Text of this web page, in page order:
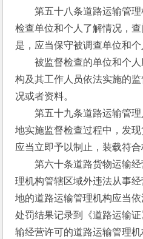
第五十八条道路运输管理
检查单位和个人了解情况，
是，应当保守被调查单位和个
被监督检查的单位和个人
构及其工作人员依法实施的
况或者资料。
第五十九条道路运输管理
地实施监督检查过程中，发
应当立即予以制止，装载符合
第六十条道路货物运输经
理机构管辖区域外违法从事
地的道路运输管理机构应当依
处罚结果记录到《道路运输
输经营许可的道路运输管理机